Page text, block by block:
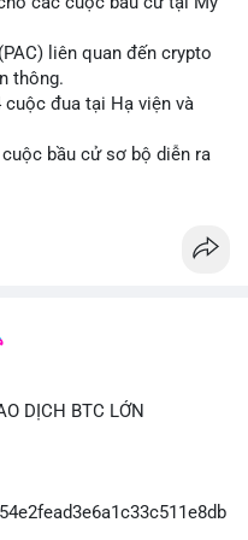
liên quan đến crypto
thông.
cuộc đua tại Hạ viện và
bầu cử sơ bộ diễn ra
DỊCH BTC LỚN